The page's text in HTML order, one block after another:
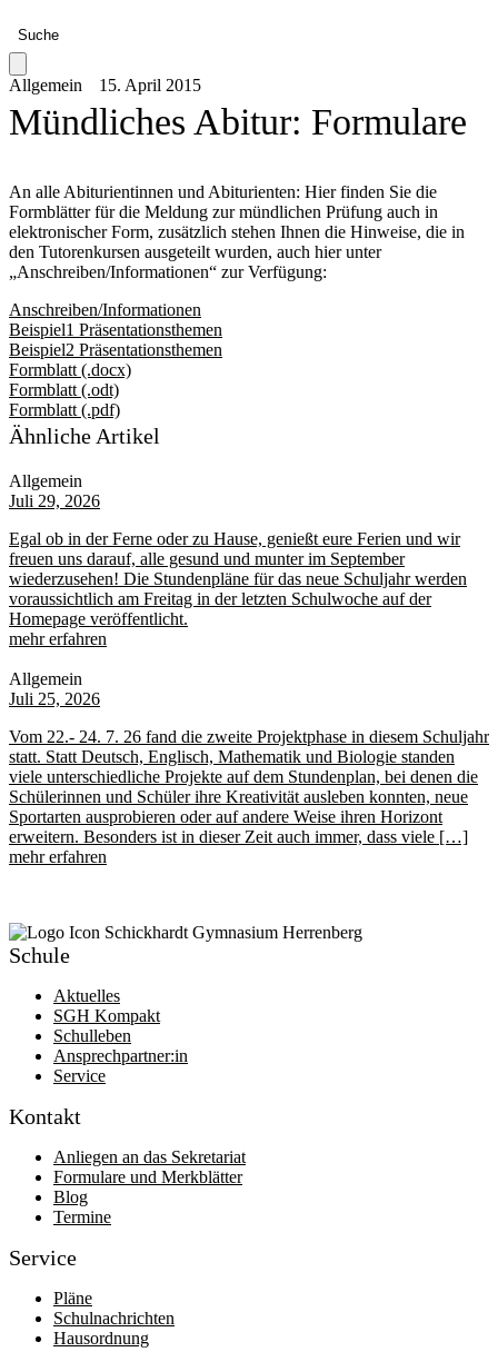
Suche
Allgemein 15. April 2015
Mündliches Abitur: Formulare
An alle Abiturientinnen und Abiturienten: Hier finden Sie die
Formblätter für die Meldung zur mündlichen Prüfung auch in
elektronischer Form, zusätzlich stehen Ihnen die Hinweise, die in
den Tutorenkursen ausgeteilt wurden, auch hier unter
„Anschreiben/Informationen“ zur Verfügung:
Anschreiben/Informationen
Beispiel1 Präsentationsthemen
Beispiel2 Präsentationsthemen
Formblatt (.docx)
Formblatt (.odt)
Formblatt (.pdf)
Ähnliche Artikel
Allgemein
Juli 29, 2026
Egal ob in der Ferne oder zu Hause, genießt eure Ferien und wir
freuen uns darauf, alle gesund und munter im September
wiederzusehen! Die Stundenpläne für das neue Schuljahr werden
voraussichtlich am Freitag in der letzten Schulwoche auf der
Homepage veröffentlicht.
mehr erfahren
Allgemein
Juli 25, 2026
Vom 22.- 24. 7. 26 fand die zweite Projektphase in diesem Schuljahr
statt. Statt Deutsch, Englisch, Mathematik und Biologie standen
viele unterschiedliche Projekte auf dem Stundenplan, bei denen die
Schülerinnen und Schüler ihre Kreativität ausleben konnten, neue
Sportarten ausprobieren oder auf andere Weise ihren Horizont
erweitern. Besonders ist in dieser Zeit auch immer, dass viele […]
mehr erfahren
Schule
Aktuelles
SGH Kompakt
Schulleben
Ansprechpartner:in
Service
Kontakt
Anliegen an das Sekretariat
Formulare und Merkblätter
Blog
Termine
Service
Pläne
Schulnachrichten
Hausordnung